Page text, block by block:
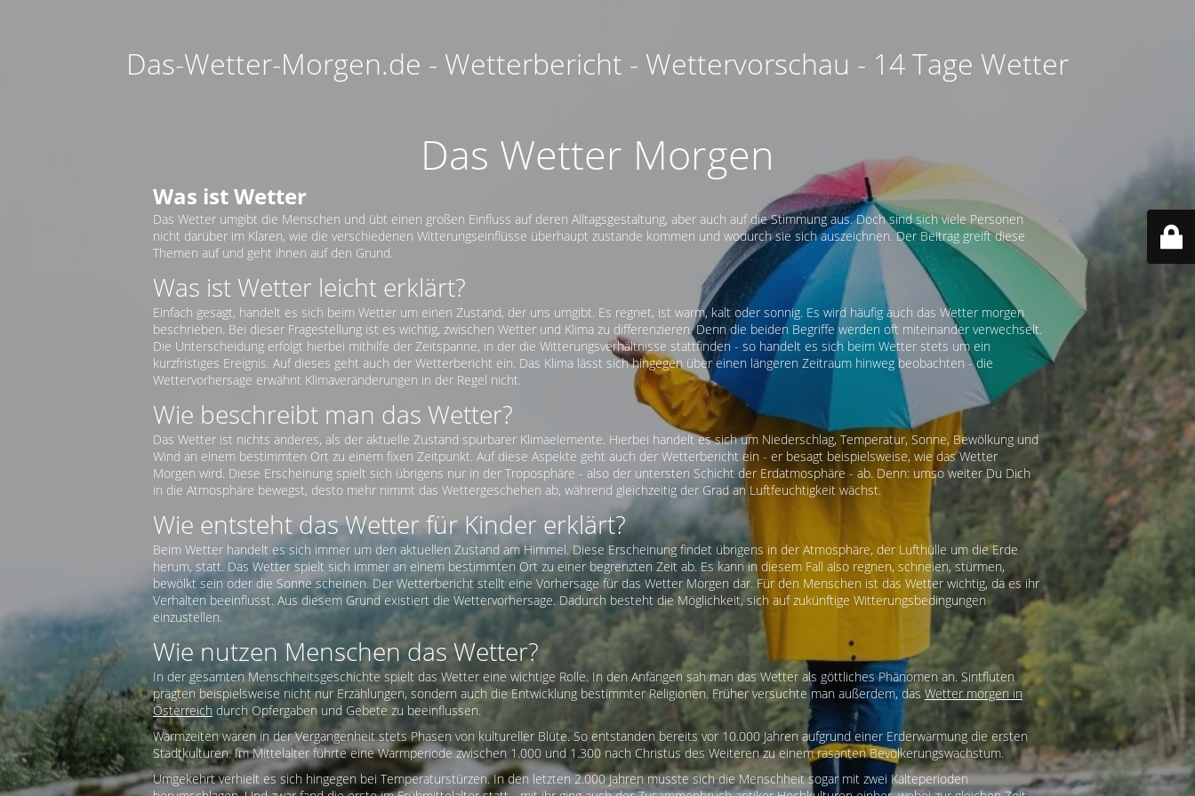
Das-Wetter-Morgen.de - Wetterbericht - Wettervorschau - 14 Tage Wetter
Das Wetter Morgen
Was ist Wetter
Das Wetter umgibt die Menschen und übt einen großen Einfluss auf deren Alltagsgestaltung, aber auch auf die Stimmung aus. Doch sind sich viele Personen
nicht darüber im Klaren, wie die verschiedenen Witterungseinflüsse überhaupt zustande kommen und wodurch sie sich auszeichnen. Der Beitrag greift diese
Themen auf und geht ihnen auf den Grund.
Was ist Wetter leicht erklärt?
Einfach gesagt, handelt es sich beim Wetter um einen Zustand, der uns umgibt. Es regnet, ist warm, kalt oder sonnig. Es wird häufig auch das Wetter morgen
beschrieben. Bei dieser Fragestellung ist es wichtig, zwischen Wetter und Klima zu differenzieren. Denn die beiden Begriffe werden oft miteinander verwechselt.
Die Unterscheidung erfolgt hierbei mithilfe der Zeitspanne, in der die Witterungsverhältnisse stattfinden - so handelt es sich beim Wetter stets um ein
kurzfristiges Ereignis. Auf dieses geht auch der Wetterbericht ein. Das Klima lässt sich hingegen über einen längeren Zeitraum hinweg beobachten - die
Wettervorhersage erwähnt Klimaveränderungen in der Regel nicht.
Wie beschreibt man das Wetter?
Das Wetter ist nichts anderes, als der aktuelle Zustand spürbarer Klimaelemente. Hierbei handelt es sich um Niederschlag, Temperatur, Sonne, Bewölkung und
Wind an einem bestimmten Ort zu einem fixen Zeitpunkt. Auf diese Aspekte geht auch der Wetterbericht ein - er besagt beispielsweise, wie das Wetter
Morgen wird. Diese Erscheinung spielt sich übrigens nur in der Troposphäre - also der untersten Schicht der Erdatmosphäre - ab. Denn: umso weiter Du Dich
in die Atmosphäre bewegst, desto mehr nimmt das Wettergeschehen ab, während gleichzeitig der Grad an Luftfeuchtigkeit wächst.
Wie entsteht das Wetter für Kinder erklärt?
Beim Wetter handelt es sich immer um den aktuellen Zustand am Himmel. Diese Erscheinung findet übrigens in der Atmosphäre, der Lufthülle um die Erde
herum, statt. Das Wetter spielt sich immer an einem bestimmten Ort zu einer begrenzten Zeit ab. Es kann in diesem Fall also regnen, schneien, stürmen,
bewölkt sein oder die Sonne scheinen. Der Wetterbericht stellt eine Vorhersage für das Wetter Morgen dar. Für den Menschen ist das Wetter wichtig, da es ihr
Verhalten beeinflusst. Aus diesem Grund existiert die Wettervorhersage. Dadurch besteht die Möglichkeit, sich auf zukünftige Witterungsbedingungen
einzustellen.
Wie nutzen Menschen das Wetter?
In der gesamten Menschheitsgeschichte spielt das Wetter eine wichtige Rolle. In den Anfängen sah man das Wetter als göttliches Phänomen an. Sintfluten
prägten beispielsweise nicht nur Erzählungen, sondern auch die Entwicklung bestimmter Religionen. Früher versuchte man außerdem, das Wetter morgen in
Österreich durch Opfergaben und Gebete zu beeinflussen.
Warmzeiten waren in der Vergangenheit stets Phasen von kultureller Blüte. So entstanden bereits vor 10.000 Jahren aufgrund einer Erderwärmung die ersten
Stadtkulturen. Im Mittelalter führte eine Warmperiode zwischen 1.000 und 1.300 nach Christus des Weiteren zu einem rasanten Bevölkerungswachstum.
Umgekehrt verhielt es sich hingegen bei Temperaturstürzen. In den letzten 2.000 Jahren musste sich die Menschheit sogar mit zwei Kälteperioden